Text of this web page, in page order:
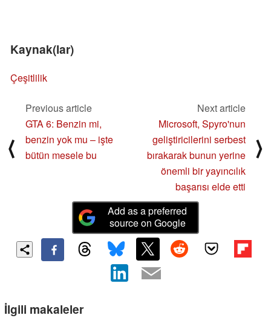
Kaynak(lar)
Çeşitlilik
⟨
Previous article
GTA 6: Benzin mi,
benzin yok mu – işte
bütün mesele bu
Next article
Microsoft, Spyro'nun
geliştiricilerini serbest
bırakarak bunun yerine
önemli bir yayıncılık
başarısı elde etti
⟩
Add as a preferred
source on Google
İlgili makaleler